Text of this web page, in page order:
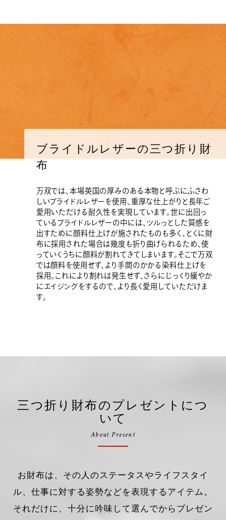
ブライドルレザーの三つ折り財
布
万双では、本場英国の厚みのある本物と呼ぶにふさわ
しいブライドルレザーを使用、重厚な仕上がりと長年ご
愛用いただける耐久性を実現しています。世に出回っ
ているブライドルレザーの中には、ツルっとした質感を
出すために顔料仕上げが施されたものも多く、とくに財
布に採用された場合は幾度も折り曲げられるため、使
っていくうちに顔料が割れてきてしまいます。そこで万双
では顔料を使用せず、より手間のかかる染料仕上げを
採用。これにより割れは発生せず、さらにじっくり緩やか
にエイジングをするので、より長く愛用していただけま
す。
三つ折り財布のプレゼントにつ
いて
About Present
お財布は、その人のステータスやライフスタイ
ル、仕事に対する姿勢などを表現するアイテム。
それだけに、十分に吟味して選んでからプレゼン